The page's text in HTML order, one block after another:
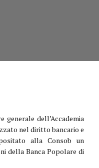
generale dell’Accade­mia
nel diritto ban­cario e
alla Consob un
della Banca Popolare di